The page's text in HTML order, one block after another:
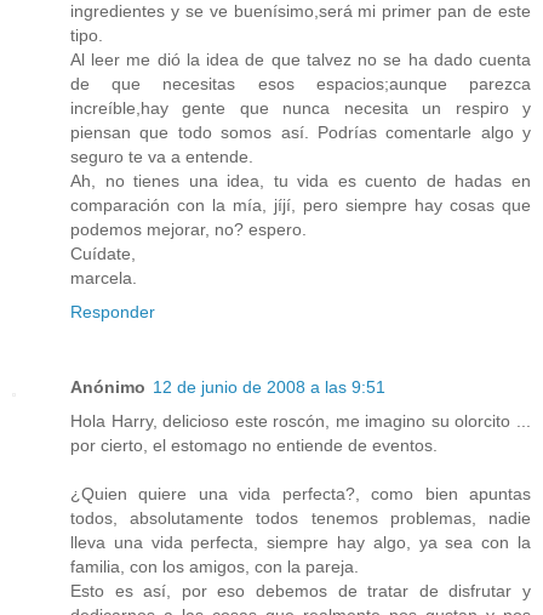
ingredientes y se ve buenísimo,será mi primer pan de este
tipo.
Al leer me dió la idea de que talvez no se ha dado cuenta
de que necesitas esos espacios;aunque parezca
increíble,hay gente que nunca necesita un respiro y
piensan que todo somos así. Podrías comentarle algo y
seguro te va a entende.
Ah, no tienes una idea, tu vida es cuento de hadas en
comparación con la mía, jíjí, pero siempre hay cosas que
podemos mejorar, no? espero.
Cuídate,
marcela.
Responder
Anónimo 12 de junio de 2008 a las 9:51
Hola Harry, delicioso este roscón, me imagino su olorcito ...
por cierto, el estomago no entiende de eventos.
¿Quien quiere una vida perfecta?, como bien apuntas
todos, absolutamente todos tenemos problemas, nadie
lleva una vida perfecta, siempre hay algo, ya sea con la
familia, con los amigos, con la pareja.
Esto es así, por eso debemos de tratar de disfrutar y